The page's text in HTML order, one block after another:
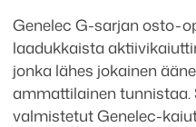
Genelec G-sarjan osto-
laadukkaista
jonka lähes jokainen
ammattilainen
valmistetut Genelec-